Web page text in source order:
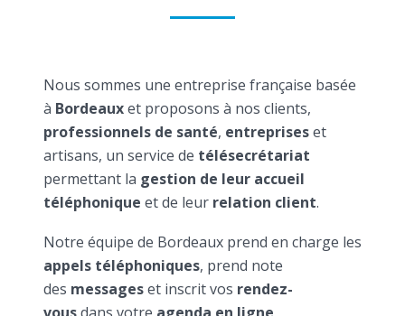
Nous sommes une entreprise française basée
à Bordeauxet proposons à nos clients,
professionnels de santé, entrepriseset
artisans, un service de télésecrétariat
permettant la gestion de leur accueil
téléphonique et de leur relation client.
Notre équipe de Bordeaux prend en charge les
appels téléphoniques, prend note
des messageset inscrit vos rendez-